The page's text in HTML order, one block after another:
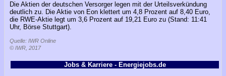
Die Aktien der deutschen Versorger legen mit der Urteilsverkündung
deutlich zu. Die Aktie von Eon klettert um 4,8 Prozent auf 8,40 Euro,
die RWE-Aktie legt um 3,6 Prozent auf 19,21 Euro zu (Stand: 11:41
Uhr, Börse Stuttgart).
Quelle: IWR Online
© IWR, 2017
Jobs & Karriere - Energiejobs.de